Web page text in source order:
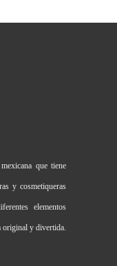
que tiene
y cosmetiqueras
elementos
original y divertida.